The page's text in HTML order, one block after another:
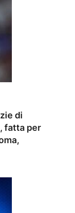
di
fatta per